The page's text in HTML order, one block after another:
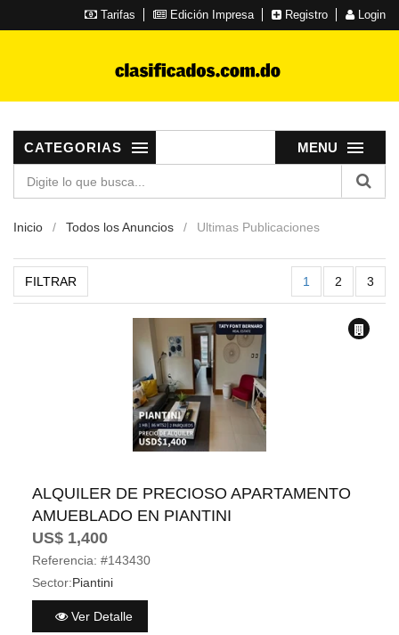
Tarifas Edición Impresa Registro Login
MENU
CATEGORIAS
Inicio Todos los Anuncios Ultimas Publicaciones
FILTRAR 1 2 3
ALQUILER DE PRECIOSO APARTAMENTO
AMUEBLADO EN PIANTINI
US$ 1,400
Referencia: #143430
Sector:Piantini
Ver Detalle